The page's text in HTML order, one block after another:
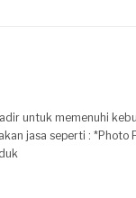
jasa seperti :